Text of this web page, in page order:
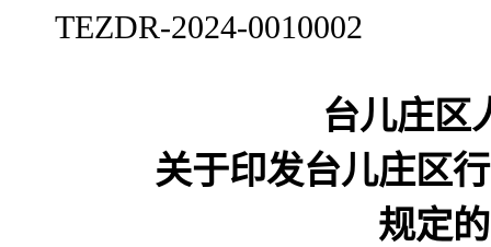
TEZDR-2024-0010002
台儿庄区
关于印发台儿庄区
规定